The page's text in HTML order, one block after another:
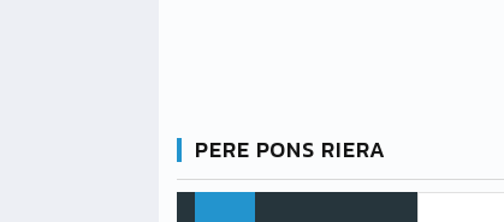
PERE PONS RIERA